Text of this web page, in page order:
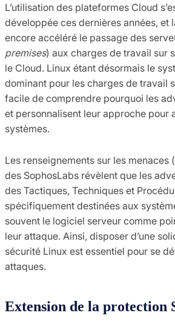
L’utilisation des plateformes Cloud
développée ces dernières années, et
encore accéléré le passage des
premises) aux charges de travail sur
le Cloud. Linux étant désormais le
dominant pour les charges de travail
facile de comprendre pourquoi les
et personnalisent leur approche pour
systèmes.
Les renseignements sur les menaces (
des SophosLabs révèlent que les
des Tactiques, Techniques et
spécifiquement destinées aux
souvent le logiciel serveur comme
leur attaque. Ainsi, disposer d’une
sécurité Linux est essentiel pour se
attaques.
Extension de la protection